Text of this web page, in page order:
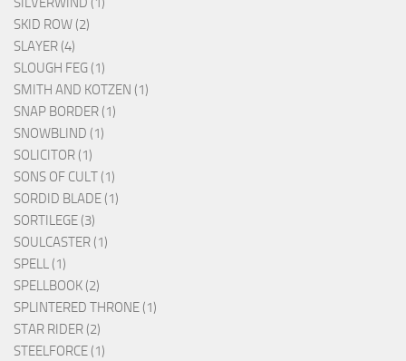
SKID ROW (2)
SLAYER (4)
SLOUGH FEG (1)
SMITH AND KOTZEN (1)
SNAP BORDER (1)
SNOWBLIND (1)
SOLICITOR (1)
SONS OF CULT (1)
SORDID BLADE (1)
SORTILEGE (3)
SOULCASTER (1)
SPELL (1)
SPELLBOOK (2)
SPLINTERED THRONE (1)
STAR RIDER (2)
STEELFORCE (1)